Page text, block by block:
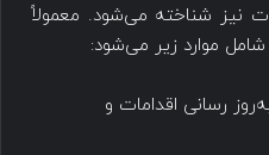
نیز شناخته می‌شود. معمولاً
موارد زیر می‌شود:
رسانی اقدامات و